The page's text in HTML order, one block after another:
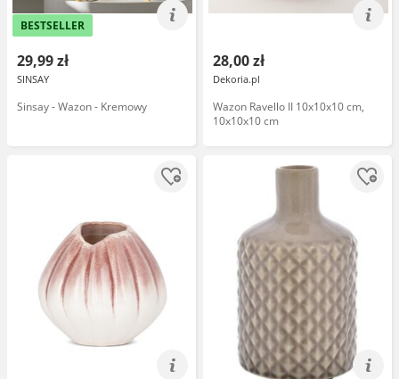
BESTSELLER
29,99 zł
SINSAY
Sinsay - Wazon - Kremowy
28,00 zł
Dekoria.pl
Wazon Ravello II 10x10x10 cm,
10x10x10 cm